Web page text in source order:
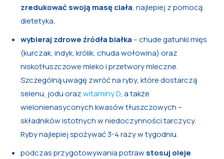
zredukować swoją masę ciała, najlepiej z pomocą
dietetyka,
wybieraj zdrowe źródła białka – chude gatunki mięs
(kurczak, indyk, królik, chuda wołowina) oraz
niskotłuszczowe mleko i przetwory mleczne.
Szczególną uwagę zwróć na ryby, które dostarczą
selenu, jodu orazwitaminy D, a także
wielonienasyconych kwasów tłuszczowych –
składników istotnych w niedoczynności tarczycy.
Ryby najlepiej spożywać 3-4 razy w tygodniu.
podczas przygotowywania potraw stosuj oleje